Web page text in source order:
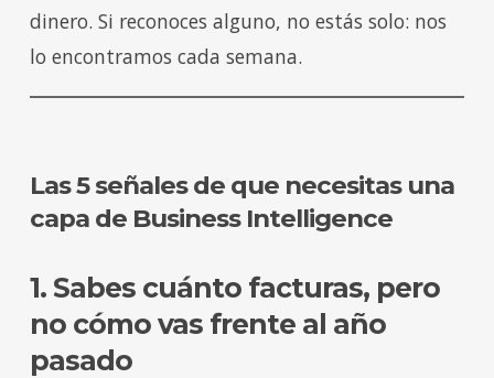
dinero. Si reconoces alguno, no estás solo: nos
lo encontramos cada semana.
Las 5 señales de que necesitas una
capa de Business Intelligence
1. Sabes cuánto facturas, pero
no cómo vas frente al año
pasado